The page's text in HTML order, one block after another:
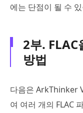
에는 단점이 될 수
2부.
방법
다음은 ArkThinker
여 여러 개의 FLAC